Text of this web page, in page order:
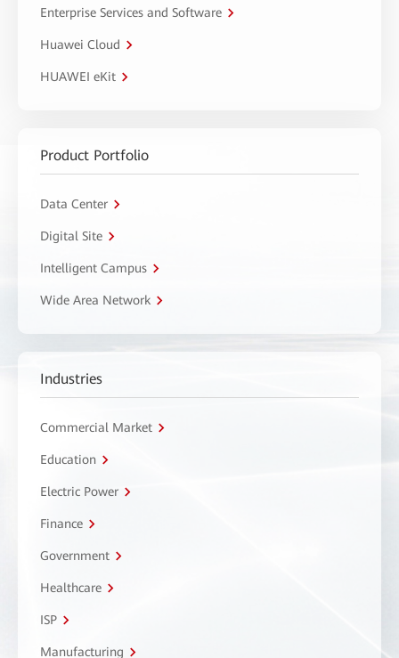
Enterprise Services and Software
Huawei Cloud
HUAWEI eKit
Product Portfolio
Data Center
Digital Site
Intelligent Campus
Wide Area Network
Industries
Commercial Market
Education
Electric Power
Finance
Government
Healthcare
ISP
Manufacturing